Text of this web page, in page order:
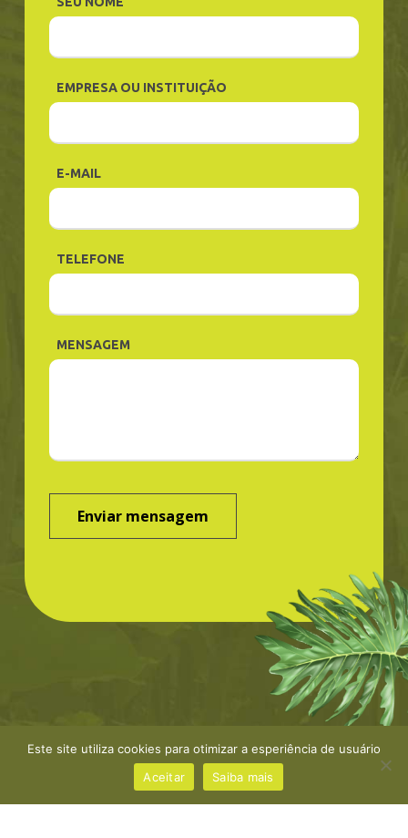
EMPRESA OU INSTITUIÇÃO
E-MAIL
TELEFONE
MENSAGEM
©Greenbond | site porNaçãoDesign |Política de
privacidade
Este site utiliza cookies para otimizar a esperiência de usuário
Aceitar
Saiba mais